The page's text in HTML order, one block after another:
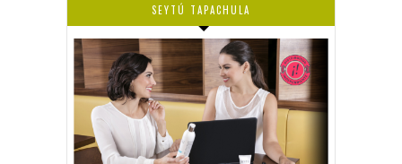
SEYTÚ TAPACHULA